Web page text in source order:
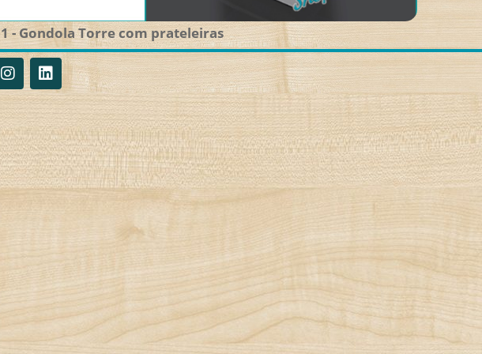
1 - Gondola Torre com prateleiras